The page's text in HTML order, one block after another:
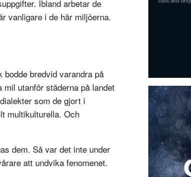
Ibland arbetar de
vanligare i de här miljöerna.
bredvid varandra på
utanför städerna på landet
som de gjort i
multikulturella. Och
dem. Så var det inte under
att undvika fenomenet.